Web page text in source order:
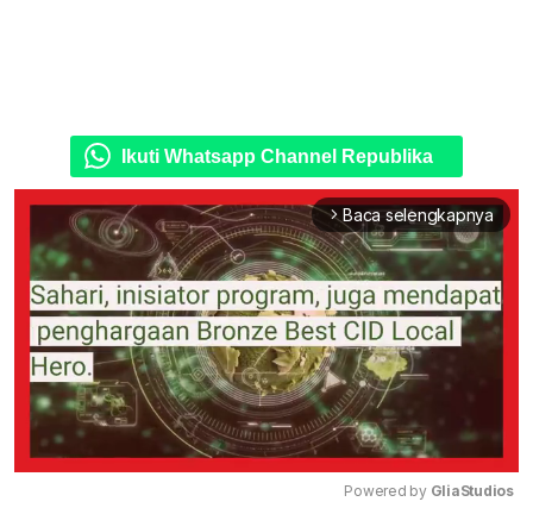
Ikuti Whatsapp Channel Republika
arrow_forward_ios Baca selengkapnya
Powered by GliaStudios